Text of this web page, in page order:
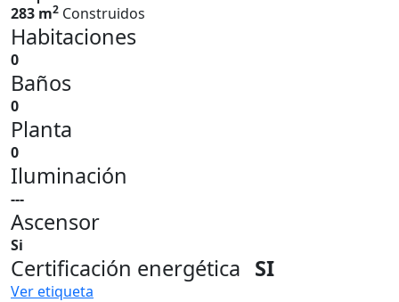
283 m2 Construidos
Habitaciones
0
Baños
0
Planta
0
Iluminación
---
Ascensor
Si
Certificación energética SI
Ver etiqueta